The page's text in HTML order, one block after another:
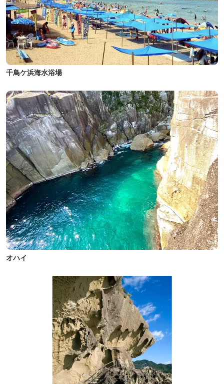
千鳥ケ浜海水浴場
オハイ